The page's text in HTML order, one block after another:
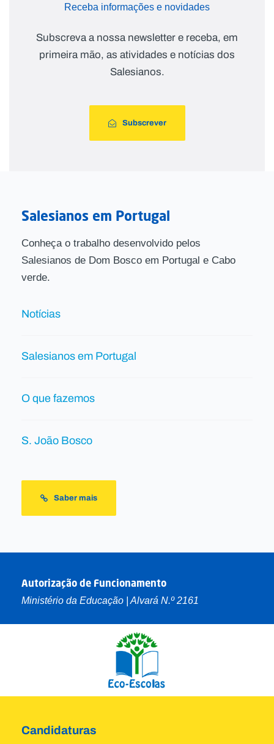
Receba informações e novidades
Subscreva a nossa newsletter e receba, em
primeira mão, as atividades e notícias dos
Salesianos.
Subscrever
Salesianos em Portugal
Conheça o trabalho desenvolvido pelos
Salesianos de Dom Bosco em Portugal e Cabo
verde.
Notícias
Salesianos em Portugal
O que fazemos
S. João Bosco
Saber mais
Autorização de Funcionamento
Ministério da Educação | Alvará N.º 2161
Candidaturas